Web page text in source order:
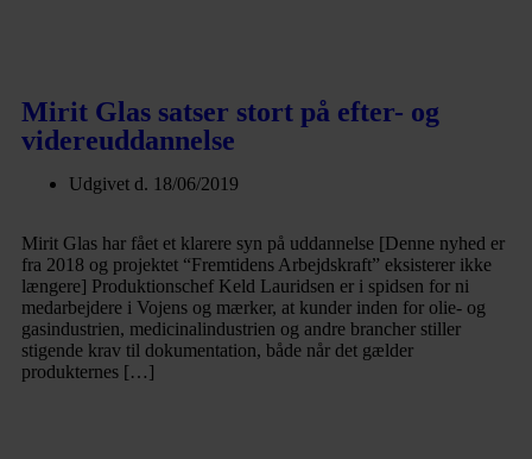
Mirit Glas satser stort på efter- og
videreuddannelse
Udgivet d. 18/06/2019
Mirit Glas har fået et klarere syn på uddannelse [Denne nyhed er
fra 2018 og projektet “Fremtidens Arbejdskraft” eksisterer ikke
længere] Produktionschef Keld Lauridsen er i spidsen for ni
medarbejdere i Vojens og mærker, at kunder inden for olie- og
gasindustrien, medicinalindustrien og andre brancher stiller
stigende krav til dokumentation, både når det gælder
produkternes […]